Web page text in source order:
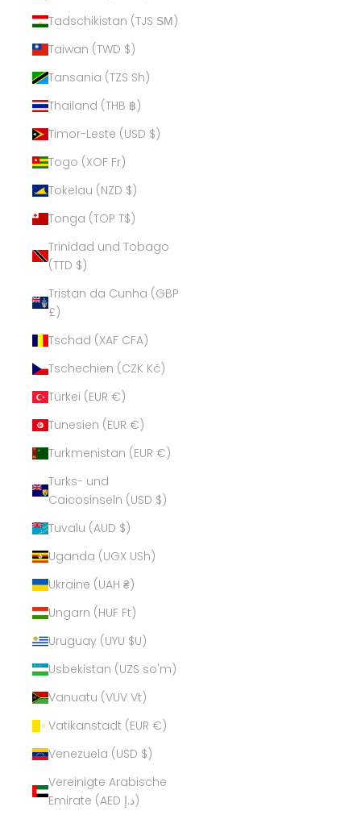
Tadschikistan (TJS ЅМ)
Taiwan (TWD $)
Tansania (TZS Sh)
Thailand (THB ฿)
Timor-Leste (USD $)
Togo (XOF Fr)
Tokelau (NZD $)
Tonga (TOP T$)
Trinidad und Tobago
(TTD $)
Tristan da Cunha (GBP
£)
Tschad (XAF CFA)
Tschechien (CZK Kč)
Türkei (EUR €)
Tunesien (EUR €)
Turkmenistan (EUR €)
Turks- und
Caicosinseln (USD $)
Tuvalu (AUD $)
Uganda (UGX USh)
Ukraine (UAH ₴)
Ungarn (HUF Ft)
Uruguay (UYU $U)
Usbekistan (UZS so'm)
Vanuatu (VUV Vt)
Vatikanstadt (EUR €)
Venezuela (USD $)
Vereinigte Arabische
Emirate (AED د.إ)